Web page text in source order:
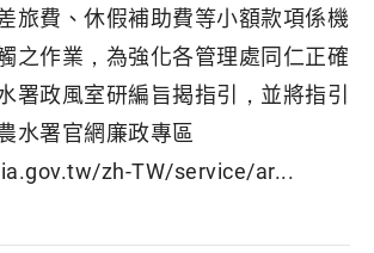
旅費、休假補助費等小額款項係機
之作業，為強化各管理處同仁正確
署政風室研編旨揭指引，並將指引
水署官網廉政專區
zh-TW/service/ar...